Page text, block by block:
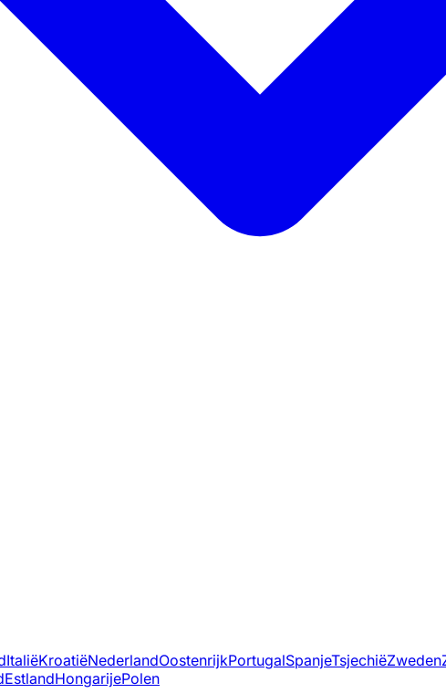
ItaliëKroatiëNederlandOostenrijkPortugalSpanjeTsjechiëZweden
EstlandHongarijePolen